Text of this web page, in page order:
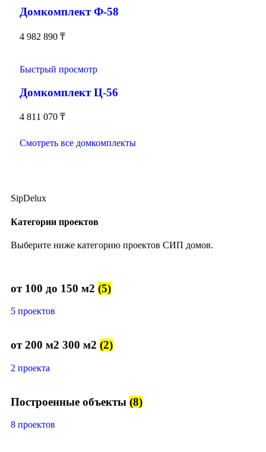
Домкомплект Ф-58
4 982 890 ₸
Быстрый просмотр
Домкомплект Ц-56
4 811 070 ₸
Смотреть все домкомплекты
SipDelux
Категории проектов
Выберите ниже категорию проектов СИП домов.
от 100 до 150 м2 (5)
5 проектов
от 200 м2 300 м2 (2)
2 проекта
Построенные объекты (8)
8 проектов